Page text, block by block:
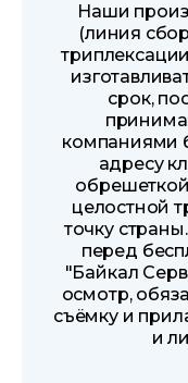
Наши
(линия
срок,
компаниями
адресу
целостной
точку
перед
"Байкал
осмотр,
съёмку и
и